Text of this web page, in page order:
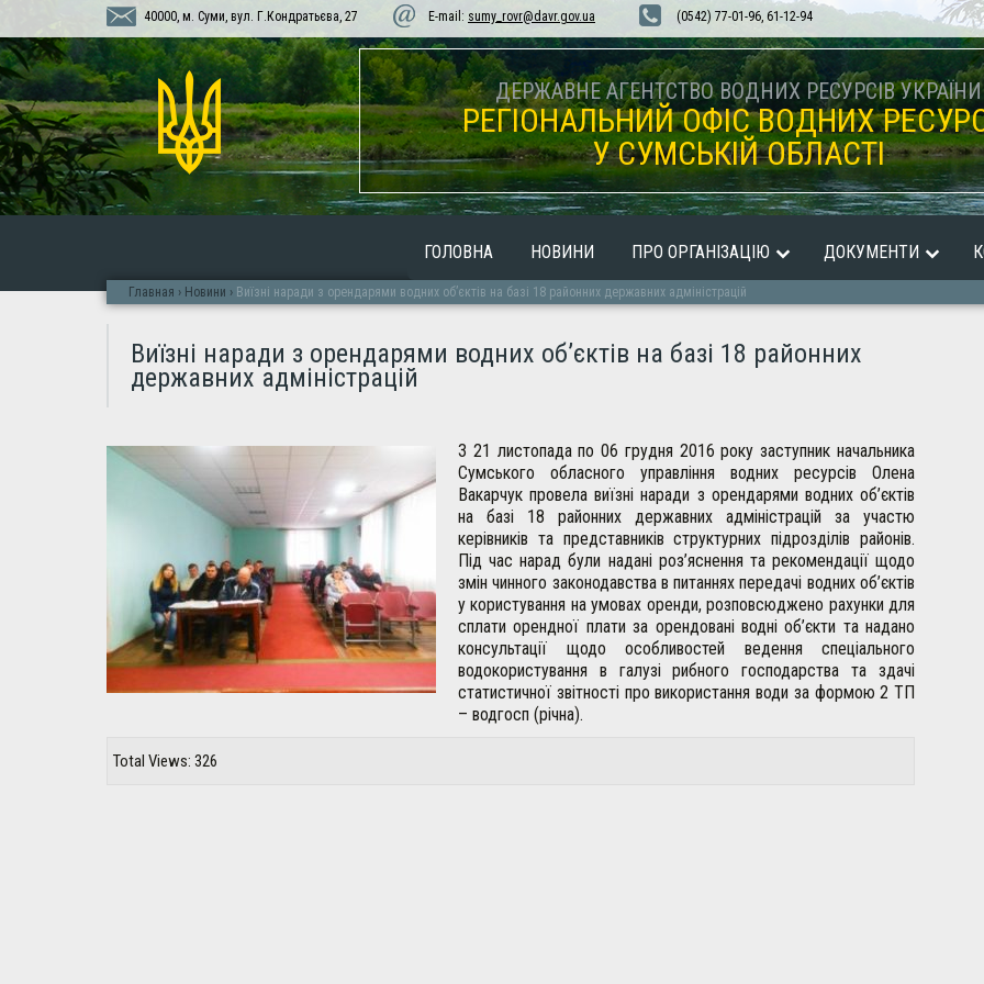
40000, м. Суми, вул. Г.Кондратьєва, 27 E-mail: sumy_rovr@davr.gov.ua (0542) 77-01-96, 61-12-94
ДЕРЖАВНЕ АГЕНТСТВО ВОДНИХ РЕСУРСІВ УКРАЇНИ
РЕГІОНАЛЬНИЙ ОФІС ВОДНИХ
У СУМСЬКІЙ ОБЛАСТІ
ГОЛОВНА НОВИНИ ПРО ОРГАНІЗАЦІЮ ДОКУМЕНТИ
Главная › Новини › Виїзні наради з орендарями водних об’єктів на базі 18 районних державних адміністрацій
Виїзні наради з орендарями водних об’єктів на базі 18 районних
державних адміністрацій
З 21 листопада по 06 грудня 2016 року заступник начальника
Сумського обласного управління водних ресурсів Олена
Вакарчук провела виїзні наради з орендарями водних об’єктів
на базі 18 районних державних адміністрацій за участю
керівників та представників структурних підрозділів районів.
Під час нарад були надані роз’яснення та рекомендації щодо
змін чинного законодавства в питаннях передачі водних об’єктів
у користування на умовах оренди, розповсюджено рахунки для
сплати орендної плати за орендовані водні об’єкти та надано
консультації щодо особливостей ведення спеціального
водокористування в галузі рибного господарства та здачі
статистичної звітності про використання води за формою 2 ТП
– водгосп (річна).
Total Views: 326